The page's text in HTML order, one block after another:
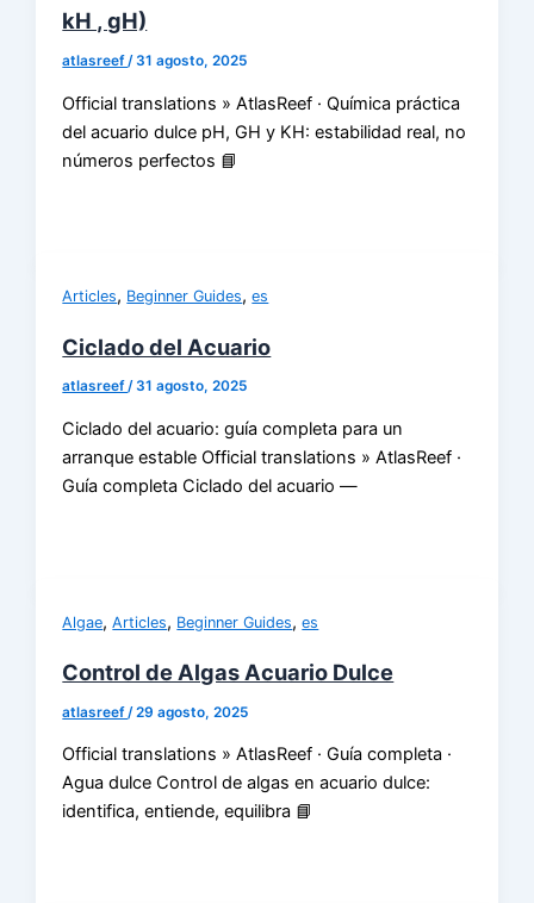
kH , gH)
atlasreef/31 agosto, 2025
Official translations » AtlasReef · Química práctica
del acuario dulce pH, GH y KH: estabilidad real, no
números perfectos 📘
Articles, Beginner Guides,es
Ciclado del Acuario
atlasreef/31 agosto, 2025
Ciclado del acuario: guía completa para un
arranque estable Official translations » AtlasReef ·
Guía completa Ciclado del acuario —
Algae,Articles, Beginner Guides,es
Control de Algas Acuario Dulce
atlasreef /29 agosto, 2025
Official translations » AtlasReef · Guía completa ·
Agua dulce Control de algas en acuario dulce:
identifica, entiende, equilibra 📘